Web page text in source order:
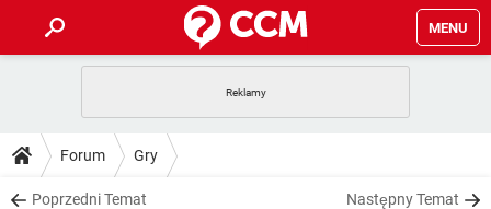
MENU
GRY
SPOTIFY
PORADY
PlayStation
DO POBRANIA
Forum Gry
Poprzedni Temat Następny Temat